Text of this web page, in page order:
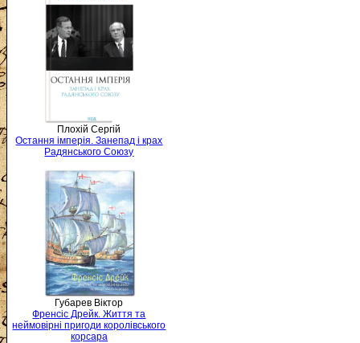
Плохій Сергій
Остання імперія. Занепад і крах
Радянського Союзу
Губарев Віктор
Френсіс Дрейк. Життя та
неймовірні пригоди королівського
корсара